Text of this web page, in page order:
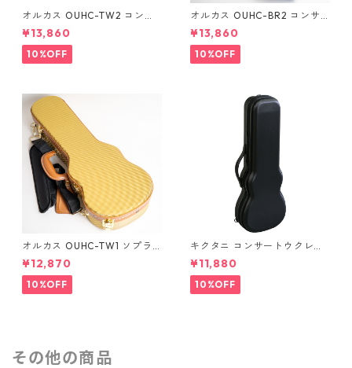
オルカス OUHC-TW2 コンサ
ートウクレレ用ハードケース
¥13,860
10%OFF
オルカス OUHC-BR2 コンサ
ートウクレレ用ハードケース
¥13,860
10%OFF
オルカス OUHC-TW1 ソプラ
ノウクレレ用ハードケース
¥12,870
10%OFF
キクタニ コンサートウクレレ
用ハードケース UPC-12N
¥11,880
10%OFF
その他の商品